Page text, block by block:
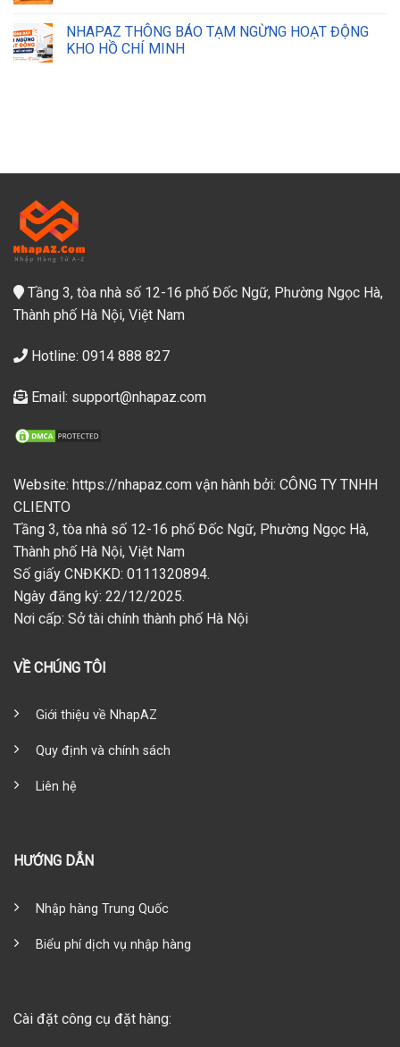
NHAPAZ THÔNG BÁO TẠM NGỪNG HOẠT ĐỘNG
KHO HỒ CHÍ MINH
Tầng 3, tòa nhà số 12-16 phố Đốc Ngữ, Phường Ngọc Hà,
Thành phố Hà Nội, Việt Nam
Hotline: 0914 888 827
Email: support@nhapaz.com
Website: https://nhapaz.com vận hành bởi: CÔNG TY TNHH
CLIENTO
Tầng 3, tòa nhà số 12-16 phố Đốc Ngữ, Phường Ngọc Hà,
Thành phố Hà Nội, Việt Nam
Số giấy CNĐKKD: 0111320894.
Ngày đăng ký: 22/12/2025.
Nơi cấp: Sở tài chính thành phố Hà Nội
VỀ CHÚNG TÔI
Giới thiệu về NhapAZ
Quy định và chính sách
Liên hệ
HƯỚNG DẪN
Nhập hàng Trung Quốc
Biểu phí dịch vụ nhập hàng
Cài đặt công cụ đặt hàng: